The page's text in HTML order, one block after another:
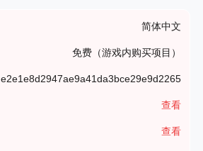
简体中文
免费（游戏内购买项目）
e2e1e8d2947ae9a41da3bce29e9d2265
查看
查看